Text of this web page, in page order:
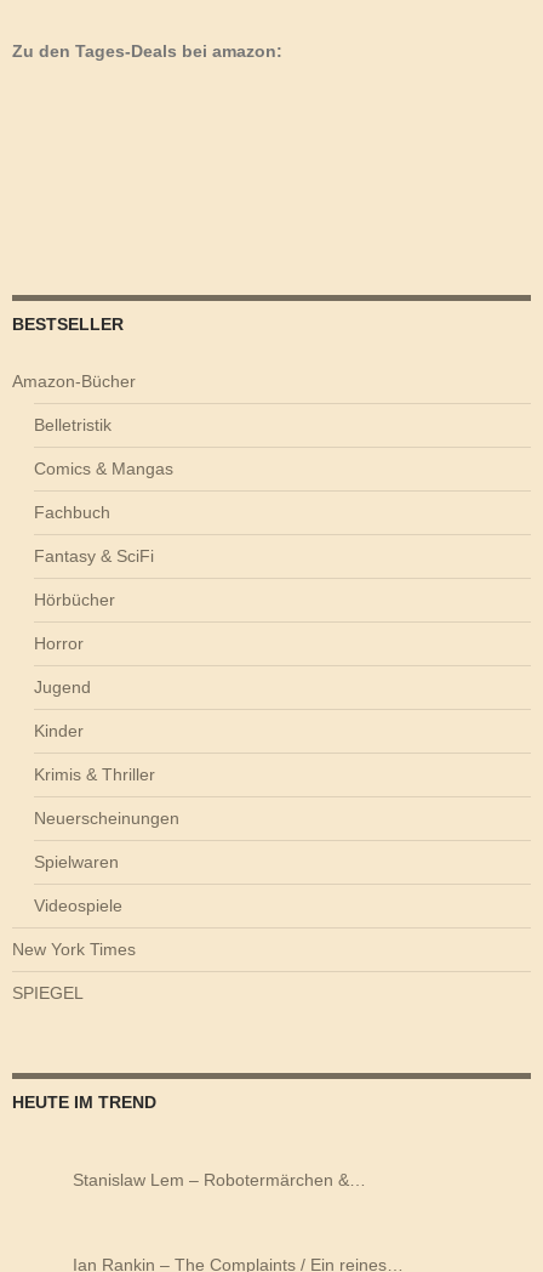
Zu den Tages-Deals bei amazon:
BESTSELLER
Amazon-Bücher
Belletristik
Comics & Mangas
Fachbuch
Fantasy & SciFi
Hörbücher
Horror
Jugend
Kinder
Krimis & Thriller
Neuerscheinungen
Spielwaren
Videospiele
New York Times
SPIEGEL
HEUTE IM TREND
Stanislaw Lem – Robotermärchen &…
Ian Rankin – The Complaints / Ein reines…